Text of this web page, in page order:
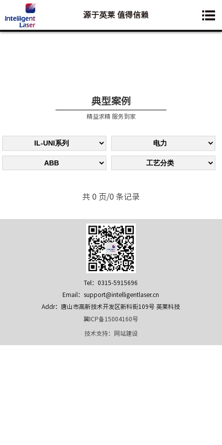
您想要了解的业务是:
源于英莱 值得信赖
典型案例
精益求精 服务到家
共 0 页/0 条记录
Tel：0315-5915696
Email：support@intelligentlaser.cn
Addr：唐山市高新技术开发区新科街109号 英莱科技
冀ICP备15004160号
技术支持： 网站建设